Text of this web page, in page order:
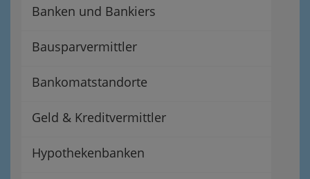
Banken und Bankiers
Bausparvermittler
Bankomatstandorte
Geld & Kreditvermittler
Hypothekenbanken